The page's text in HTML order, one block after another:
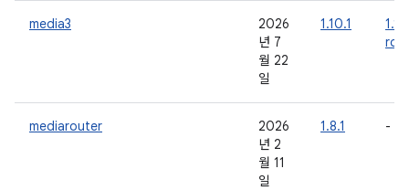
media3
2026
년 7
월 22
일
1.10.1
mediarouter
2026
년 2
월 11
일
1.8.1 -